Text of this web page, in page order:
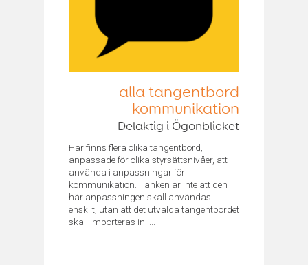
alla tangentbord
kommunikation
Delaktig i Ögonblicket
Här finns flera olika tangentbord,
anpassade för olika styrsättsnivåer, att
använda i anpassningar för
kommunikation. Tanken är inte att den
här anpassningen skall användas
enskilt, utan att det utvalda tangentbordet
skall importeras in i...